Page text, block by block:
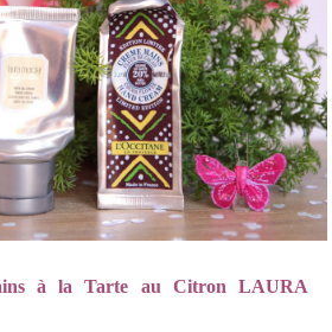
à la Tarte au Citron LAURA